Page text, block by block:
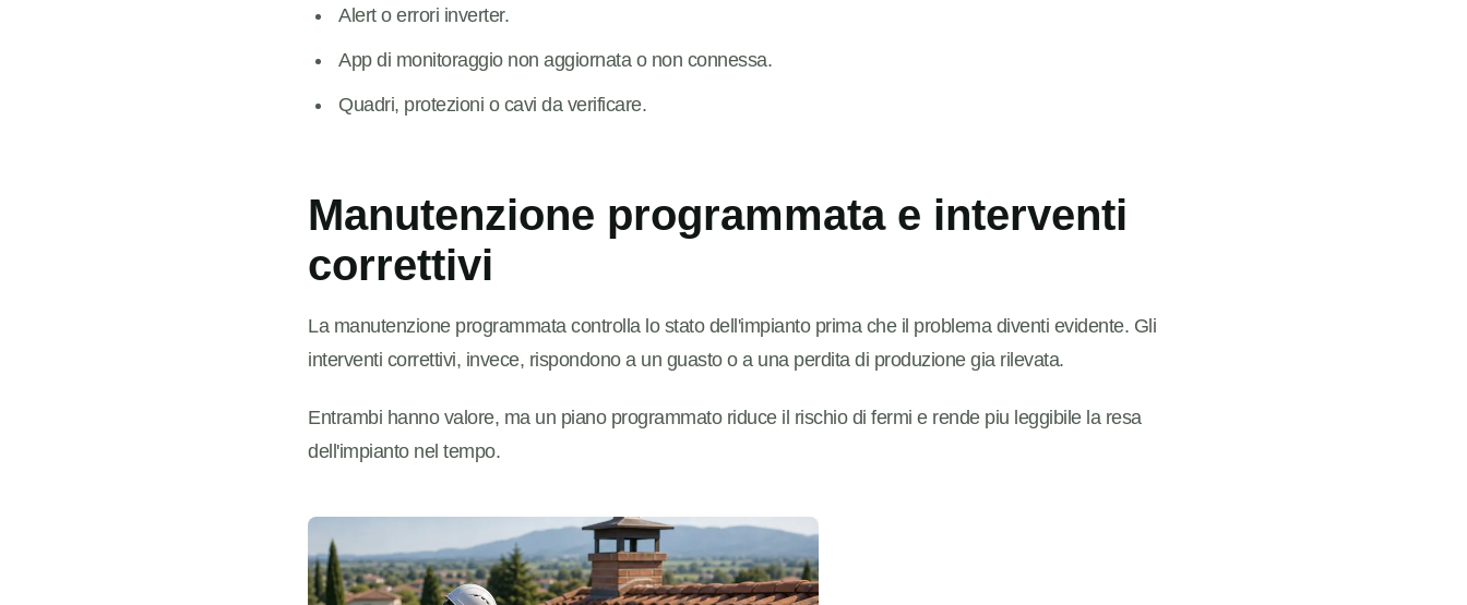
Alert o errori inverter.
App di monitoraggio non aggiornata o non connessa.
Quadri, protezioni o cavi da verificare.
Manutenzione programmata e interventi
correttivi
La manutenzione programmata controlla lo stato dell'impianto prima che il problema diventi evidente. Gli
interventi correttivi, invece, rispondono a un guasto o a una perdita di produzione gia rilevata.
Entrambi hanno valore, ma un piano programmato riduce il rischio di fermi e rende piu leggibile la resa
dell'impianto nel tempo.